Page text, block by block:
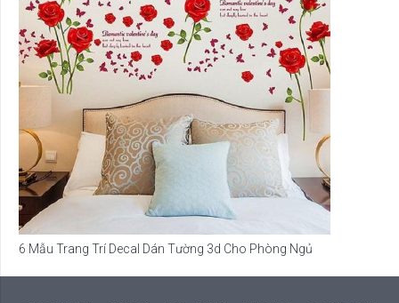
6 Mẫu Trang Trí Decal Dán Tường 3d Cho Phòng Ngủ